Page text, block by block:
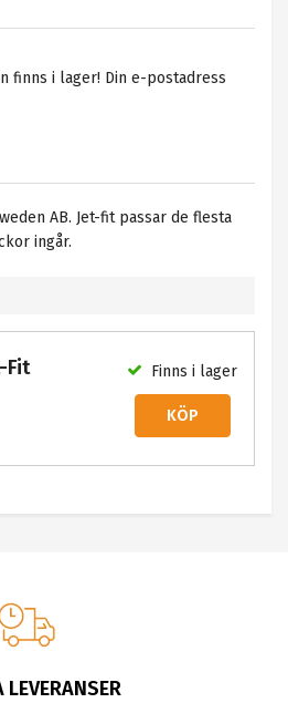
finns i lager! Din e-postadress
AB. Jet-fit passar de flesta
ingår.
Fit Finns i lager
KÖP